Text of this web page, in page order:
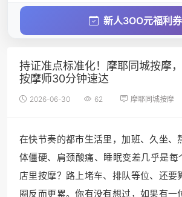
新人3OO元福利券
持证准点标准化！摩耶同城按摩
按摩师30分钟速达
2026-06-30 62 摩耶同城按摩
在快节奏的都市生活里，加班、久坐、
体僵硬、肩颈酸痛、睡眠变差几乎是每
店里按摩？路上堵车、排队等位、还要
圈反而更累。你有没有想过，如果有一